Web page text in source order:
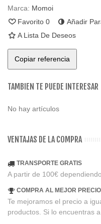
Marca: Momoi
Favorito 0 Añadir
A Lista De Deseos
Copiar referencia
TAMBIEN TE PUEDE INTERESAR
No hay artículos
VENTAJAS DE LA COMPRA
TRANSPORTE GRATIS
A partir de 100€
COMPRA AL MEJOR PRECIO
Te mejoramos el precio a
productos. Si lo encuentras